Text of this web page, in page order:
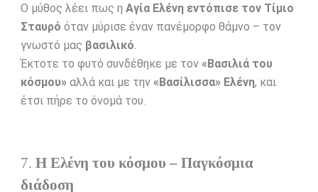
Ο μύθος λέει πως η Αγία Ελένη εντόπισε τον Τίμιο
Σταυρό όταν μύρισε έναν πανέμορφο θάμνο – τον
γνωστό μας βασιλικό
Έκτοτε το φυτό συνδέθηκε με τον «Βασιλιά του
κόσμου»αλλά και με την «Βασίλισσα» Ελένη, και
έτσι πήρε το όνομά του.
7. Η Ελένη του κόσμου – Παγκόσμια
διάδοση